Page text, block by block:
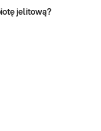
jelitową?